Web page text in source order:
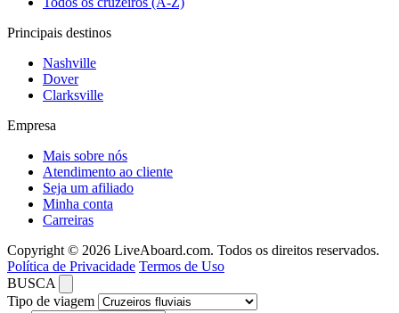
Principais destinos
Nashville
Dover
Clarksville
Empresa
Mais sobre nós
Atendimento ao cliente
Seja um afiliado
Minha conta
Carreiras
Copyright © 2026 LiveAboard.com. Todos os direitos reservados.
Política de Privacidade Termos de Uso
BUSCA
Tipo de viagem